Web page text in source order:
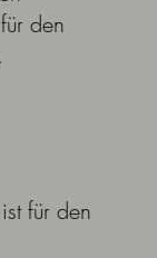
den
für den